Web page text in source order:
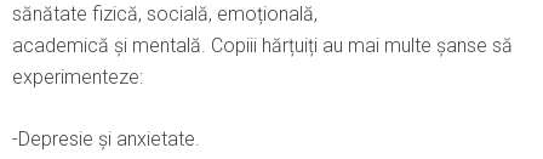
sănătate fizică, socială, emoțională,
academică și mentală. Copiii hărțuiți au mai multe șanse să
experimenteze:
-Depresie și anxietate.